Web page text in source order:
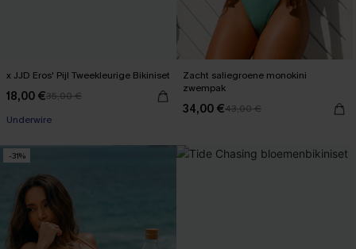
x JJD Eros' Pijl Tweekleurige Bikiniset
18,00 €35,00 €
Underwire
Zacht saliegroene monokini
zwempak
34,00 €43,00 €
-31%